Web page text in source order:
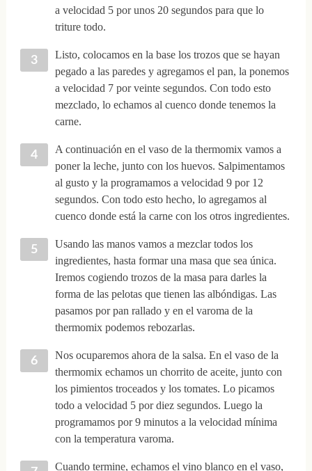
a velocidad 5 por unos 20 segundos para que lo
triture todo.
Listo, colocamos en la base los trozos que se hayan
pegado a las paredes y agregamos el pan, la ponemos
a velocidad 7 por veinte segundos. Con todo esto
mezclado, lo echamos al cuenco donde tenemos la
carne.
A continuación en el vaso de la thermomix vamos a
poner la leche, junto con los huevos. Salpimentamos
al gusto y la programamos a velocidad 9 por 12
segundos. Con todo esto hecho, lo agregamos al
cuenco donde está la carne con los otros ingredientes.
Usando las manos vamos a mezclar todos los
ingredientes, hasta formar una masa que sea única.
Iremos cogiendo trozos de la masa para darles la
forma de las pelotas que tienen las albóndigas. Las
pasamos por pan rallado y en el varoma de la
thermomix podemos rebozarlas.
Nos ocuparemos ahora de la salsa. En el vaso de la
thermomix echamos un chorrito de aceite, junto con
los pimientos troceados y los tomates. Lo picamos
todo a velocidad 5 por diez segundos. Luego la
programamos por 9 minutos a la velocidad mínima
con la temperatura varoma.
Cuando termine, echamos el vino blanco en el vaso,